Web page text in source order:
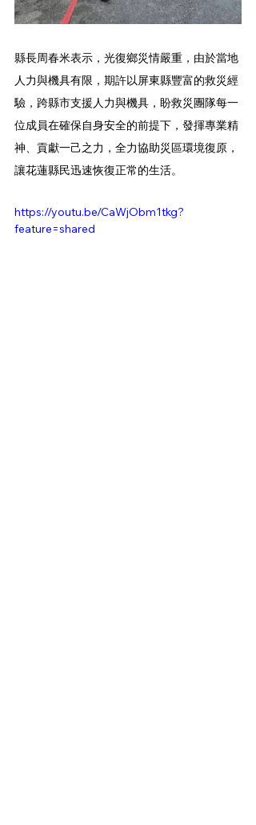
縣長周春米表示，光復鄉災情嚴重，由於當地
人力與機具有限，期許以屏東縣豐富的救災經
驗，跨縣市支援人力與機具，盼救災團隊每一
位成員在確保自身安全的前提下，發揮專業精
神、貢獻一己之力，全力協助災區環境復原，
讓花蓮縣民迅速恢復正常的生活。
https://youtu.be/CaWjObm1tkg?
feature=shared